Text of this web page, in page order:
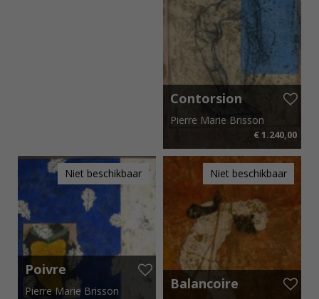
Contorsion
Pierre Marie Brisson
€ 1.240,00
70 cm x 105 cm € 18,60 p.m.
Niet beschikbaar
Poivre
Pierre Marie Brisson
Niet beschikbaar
Balancoire